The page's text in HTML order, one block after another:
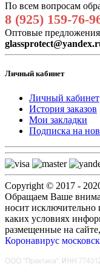
По всем вопросам
8 (925) 159-76-
Оптовые
Личный кабинет
Личный кабинет
История заказов
Мои закладки
Подписка на
Copyright © 2017 -
Обращаем Ваше
носит
каких условиях
размещенные на
Коронавирус